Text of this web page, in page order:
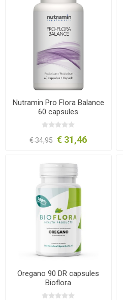
Nutramin Pro Flora Balance
60 capsules
€ 34,95 € 31,46
Oregano 90 DR capsules
Bioflora